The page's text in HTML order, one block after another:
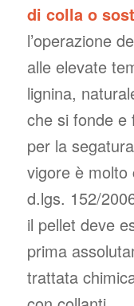
di colla o
l’operazione
alle elevate
lignina,
che si fonde e
per la
vigore è molto
d.lgs. 152/
il pellet deve
prima
trattata